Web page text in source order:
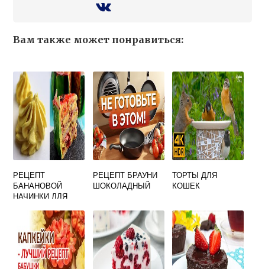
Вам также может понравиться:
РЕЦЕПТ
БАНАНОВОЙ
НАЧИНКИ ДЛЯ
РЕЦЕПТ БРАУНИ
ШОКОЛАДНЫЙ
ТОРТЫ ДЛЯ
КОШЕК